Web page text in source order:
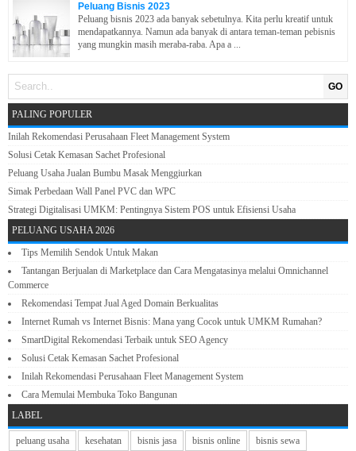
Peluang Bisnis 2023
Peluang bisnis 2023 ada banyak sebetulnya. Kita perlu kreatif untuk
mendapatkannya. Namun ada banyak di antara teman-teman pebisnis
yang mungkin masih meraba-raba. Apa a ...
GO
PALING POPULER
Inilah Rekomendasi Perusahaan Fleet Management System
Solusi Cetak Kemasan Sachet Profesional
Peluang Usaha Jualan Bumbu Masak Menggiurkan
Simak Perbedaan Wall Panel PVC dan WPC
Strategi Digitalisasi UMKM: Pentingnya Sistem POS untuk Efisiensi Usaha
PELUANG USAHA 2026
Tips Memilih Sendok Untuk Makan
Tantangan Berjualan di Marketplace dan Cara Mengatasinya melalui Omnichannel
Commerce
Rekomendasi Tempat Jual Aged Domain Berkualitas
Internet Rumah vs Internet Bisnis: Mana yang Cocok untuk UMKM Rumahan?
SmartDigital Rekomendasi Terbaik untuk SEO Agency
Solusi Cetak Kemasan Sachet Profesional
Inilah Rekomendasi Perusahaan Fleet Management System
Cara Memulai Membuka Toko Bangunan
LABEL
peluang usaha kesehatan bisnis jasa bisnis online bisnis sewa